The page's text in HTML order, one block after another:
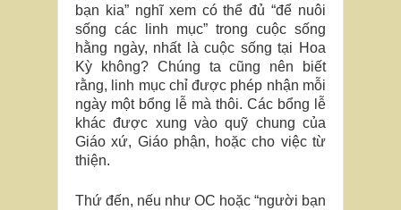
bạn kia” nghĩ xem có thể đủ “để nuôi
sống các linh mục” trong cuộc sống
hằng ngày, nhất là cuộc sống tại Hoa
Kỳ không? Chúng ta cũng nên biết
rằng, linh mục chỉ được phép nhận mỗi
ngày một bổng lễ mà thôi. Các bổng lễ
khác được xung vào quỹ chung của
Giáo xứ, Giáo phận, hoặc cho việc từ
thiện.
Thứ đến, nếu như OC hoặc “người bạn